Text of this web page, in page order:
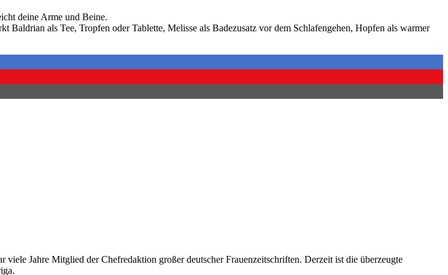
deine Arme und Beine.
Baldrian als Tee, Tropfen oder Tablette, Melisse als Badezusatz vor dem Schlafengehen, Hopfen als warmer
Jahre Mitglied der Chefredaktion großer deutscher Frauenzeitschriften. Derzeit ist die überzeugte